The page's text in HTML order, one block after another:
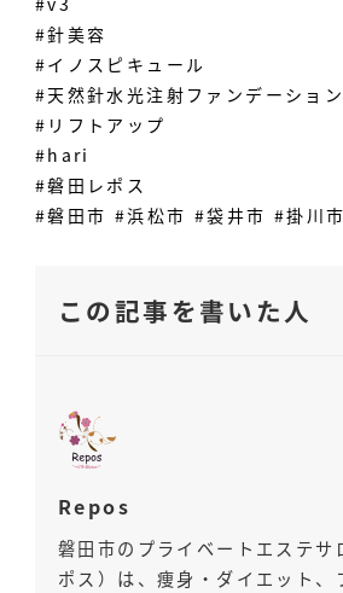
#針美容
#イノスピキュール
#天然針水光注射ファンデーション
#リフトアップ
#hari
#磐田レポス
#磐田市 #浜松市 #袋井市 #掛川市
この記事を書いた人
Repos
磐田市のプライベートエステ
ポス）は、痩身・ダイエット、